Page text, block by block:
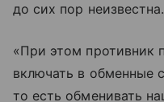
до сих пор неизвестна.
«При этом противник
включать в обменные
то есть обменивать